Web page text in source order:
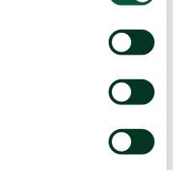
klasevåpen og andre